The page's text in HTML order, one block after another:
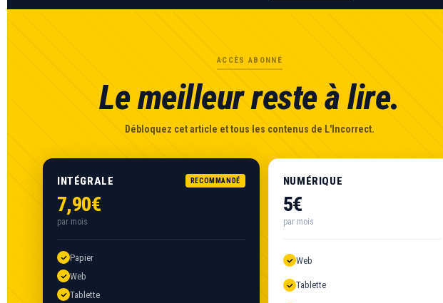
ACCÈS ABONNÉ
Le meilleur reste à lire.
Débloquez cet article et tous les contenus de L'Incorrect.
INTÉGRALE RECOMMANDÉ
7,90€
par mois
Papier
Web
Tablette
NUMÉRIQUE
5€
par mois
Web
Tablette